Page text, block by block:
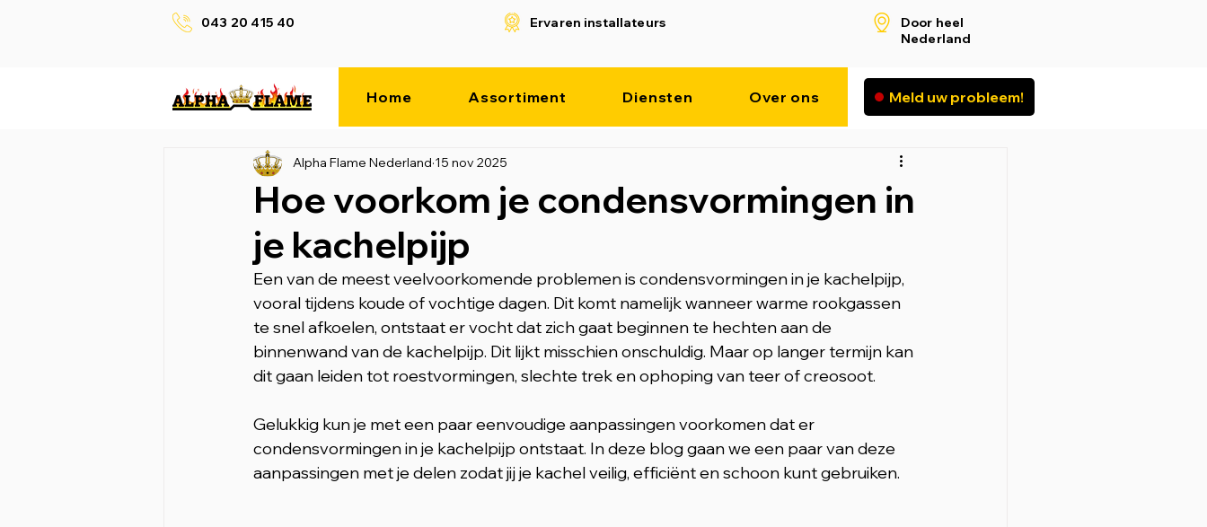
043 20 415 40 Ervaren installateurs
Door heel
Nederland
Home Assortiment Diensten Over ons Meld uw probleem!
Hoe voorkom je condensvormingen in
je kachelpijp
Alpha Flame Nederland 15 nov 2025
Een van de meest veelvoorkomende problemen is condensvormingen in je kachelpijp,
vooral tijdens koude of vochtige dagen. Dit komt namelijk wanneer warme rookgassen
te snel afkoelen, ontstaat er vocht dat zich gaat beginnen te hechten aan de
binnenwand van de kachelpijp. Dit lijkt misschien onschuldig. Maar op langer termijn kan
dit gaan leiden tot roestvormingen, slechte trek en ophoping van teer of creosoot.
Gelukkig kun je met een paar eenvoudige aanpassingen voorkomen dat er
condensvormingen in je kachelpijp ontstaat. In deze blog gaan we een paar van deze
aanpassingen met je delen zodat jij je kachel veilig, efficiënt en schoon kunt gebruiken.